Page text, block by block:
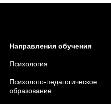
Направления обучения
Психология
Психолого-педагогическое
образование